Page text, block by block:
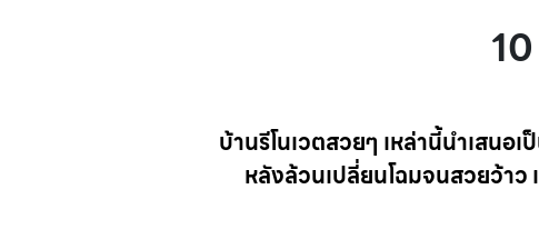
บ้านรีโนเวตสวยๆ เหล่านี้นำเสนอ
หลังล้วนเปลี่ยนโฉมจนสวยว้าว